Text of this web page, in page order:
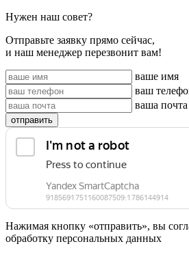
Нужен наш совет?
Отправьте заявку прямо сейчас,
и наш менеджер перезвонит вам!
ваше имя
ваш
ваша почта
отправить
Нажимая кнопку «отправить», вы
обработку персональных данных